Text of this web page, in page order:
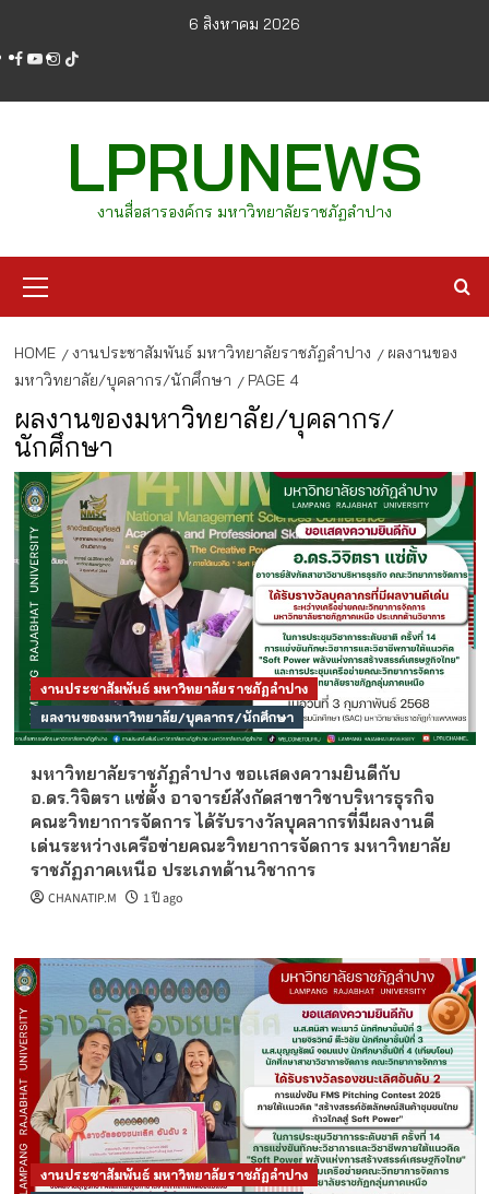
content
6 สิงหาคม 2026
facebook
youtube
instagram
tiktok
LPRUNEWS
งานสื่อสารองค์กร มหาวิทยาลัยราชภัฏลำปาง
Menu
HOME งานประชาสัมพันธ์ มหาวิทยาลัยราชภัฏลำปาง
ผลงานของ
มหาวิทยาลัย/บุคลากร/นักศึกษา
PAGE 4
ผลงานของมหาวิทยาลัย/บุคลากร/
นักศึกษา
งานประชาสัมพันธ์ มหาวิทยาลัยราชภัฏลำปาง
ผลงานของมหาวิทยาลัย/บุคลากร/นักศึกษา
มหาวิทยาลัยราชภัฏลำปาง ขอเเสดงความยินดีกับ
อ.ดร.วิจิตรา แซ่ตั้ง อาจารย์สังกัดสาขาวิชาบริหารธุรกิจ
คณะวิทยาการจัดการ ได้รับรางวัลบุคลากรที่มีผลงานดี
เด่นระหว่างเครือข่ายคณะวิทยาการจัดการ มหาวิทยาลัย
ราชภัฏภาคเหนือ ประเภทด้านวิชาการ
CHANATIP.M 1 ปี ago
งานประชาสัมพันธ์ มหาวิทยาลัยราชภัฏลำปาง